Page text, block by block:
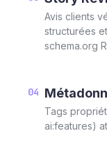
Avis clients
structurées
schema.org
04
Tags
ai:features)